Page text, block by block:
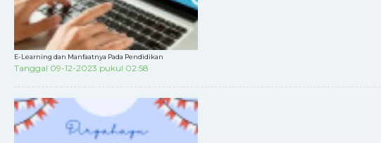
E-Learning dan Manfaatnya Pada Pendidikan
Tanggal 09-12-2023 pukul 02:58